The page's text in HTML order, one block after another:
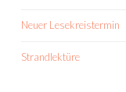
Neuer Lesekreistermin
Strandlektüre